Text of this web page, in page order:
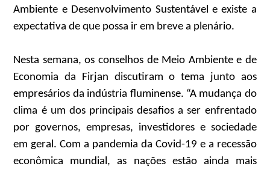
Ambiente e Desenvolvimento Sustentável e existe a
expectativa de que possa ir em breve a plenário.
Nesta semana, os conselhos de Meio Ambiente e de
Economia da Firjan discutiram o tema junto aos
empresários da indústria fluminense. “A mudança do
clima é um dos principais desafios a ser enfrentado
por governos, empresas, investidores e sociedade
em geral. Com a pandemia da Covid-19 e a recessão
econômica mundial, as nações estão ainda mais